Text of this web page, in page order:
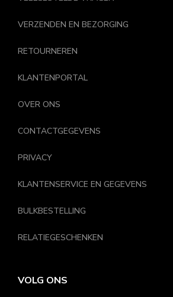
VERZENDEN EN BEZORGING
RETOURNEREN
KLANTENPORTAL
OVER ONS
CONTACTGEGEVENS
PRIVACY
KLANTENSERVICE EN GEGEVENS
BULKBESTELLING
RELATIEGESCHENKEN
VOLG ONS